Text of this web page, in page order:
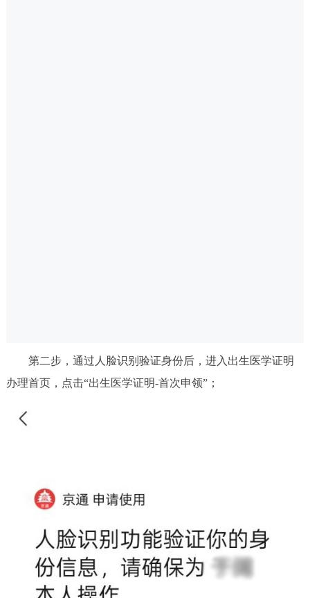
第二步，通过人脸识别验证身份后，进入出生医学证明
办理首页，点击“出生医学证明-首次申领”；